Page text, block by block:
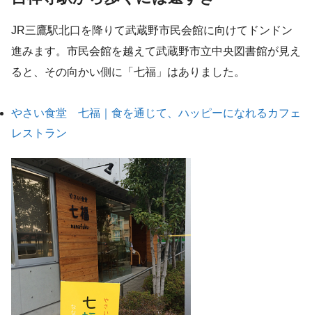
JR三鷹駅北口を降りて武蔵野市民会館に向けてドンドン
進みます。市民会館を越えて武蔵野市立中央図書館が見え
ると、その向かい側に「七福」はありました。
やさい食堂 七福｜食を通じて、ハッピーになれるカフェ
レストラン